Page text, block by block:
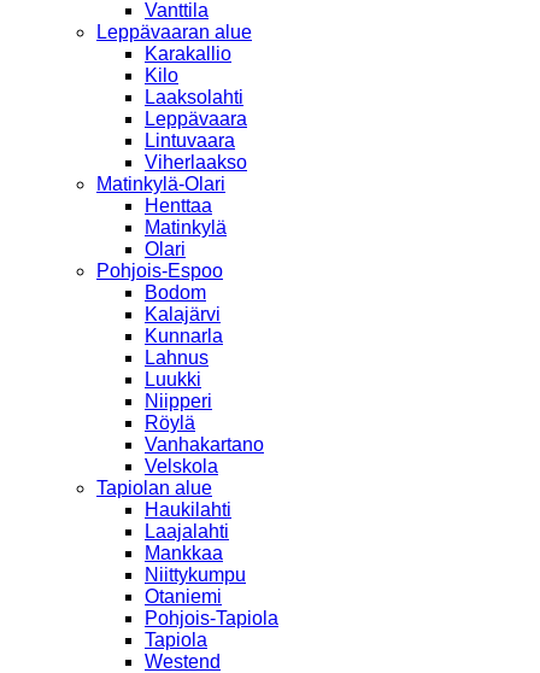
Vanttila
Leppävaaran alue
Karakallio
Kilo
Laaksolahti
Leppävaara
Lintuvaara
Viherlaakso
Matinkylä-Olari
Henttaa
Matinkylä
Olari
Pohjois-Espoo
Bodom
Kalajärvi
Kunnarla
Lahnus
Luukki
Niipperi
Röylä
Vanhakartano
Velskola
Tapiolan alue
Haukilahti
Laajalahti
Mankkaa
Niittykumpu
Otaniemi
Pohjois-Tapiola
Tapiola
Westend